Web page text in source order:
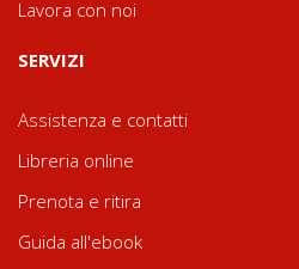
Lavora con noi
SERVIZI
Assistenza e contatti
Libreria online
Prenota e ritira
Guida all'ebook